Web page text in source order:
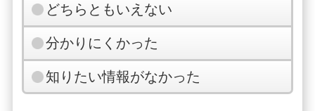
どちらともいえない
分かりにくかった
知りたい情報がなかった